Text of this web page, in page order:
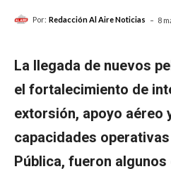
Por: Redacción Al Aire Noticias - 8
La llegada de nuevos
el fortalecimiento de
extorsión, apoyo aéreo
capacidades
Pública, fueron algunos